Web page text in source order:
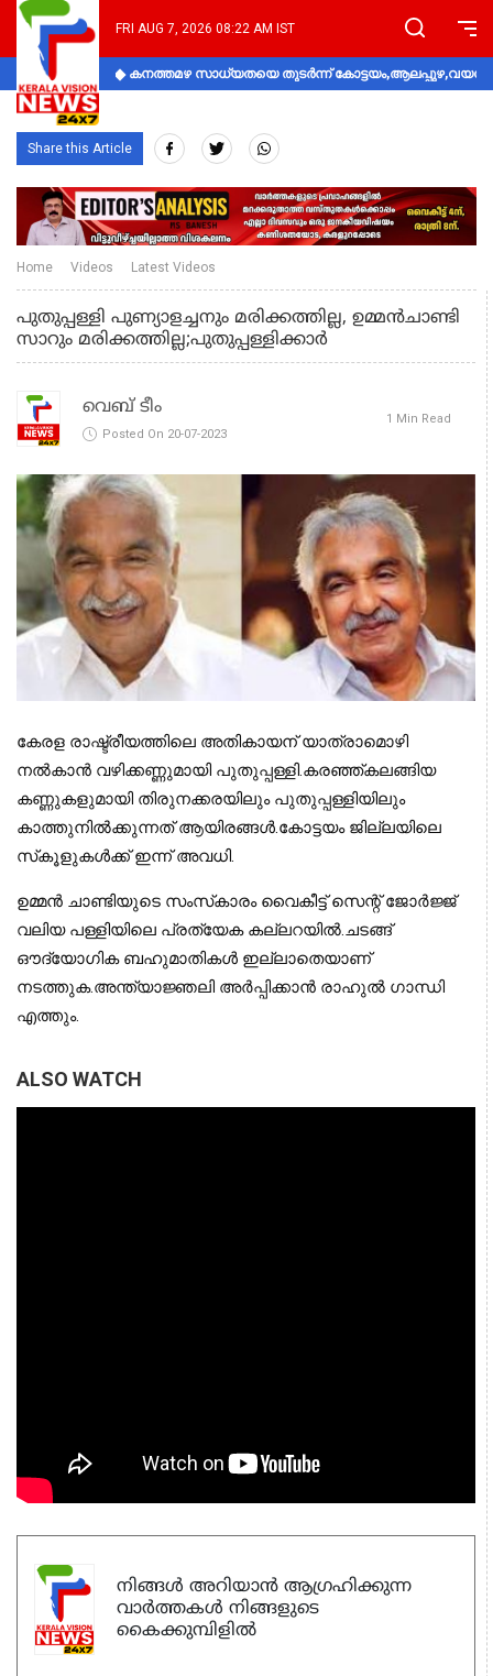
FRI AUG 7, 2026 08:22 AM IST
കനത്തമഴ സാധ്യതയെ തുടർന്ന്
Share this Article
Home Videos Latest Videos
പുതുപ്പള്ളി പുണ്യാളച്ചനും മരിക്കത്തില്ല, ഉമ്മന്‍ചാണ്ടി
സാറും മരിക്കത്തില്ല;പുതുപ്പള്ളിക്കാര്‍
വെബ് ടീം
Posted On 20-07-2023
1 Min Read
കേരള രാഷ്ട്രീയത്തിലെ അതികായന് യാത്രാമൊഴി
നല്‍കാന്‍ വഴിക്കണ്ണുമായി പുതുപ്പള്ളി.കരഞ്ഞ്കലങ്ങിയ
കണ്ണുകളുമായി തിരുനക്കരയിലും പുതുപ്പള്ളിയിലും
കാത്തുനില്‍ക്കുന്നത് ആയിരങ്ങള്‍.കോട്ടയം ജില്ലയിലെ
സ്‌കൂളുകള്‍ക്ക് ഇന്ന് അവധി.
ഉമ്മന്‍ ചാണ്ടിയുടെ സംസ്‌കാരം വൈകീട്ട് സെന്റ് ജോര്‍ജ്ജ്
വലിയ പള്ളിയിലെ പ്രത്യേക കല്ലറയില്‍.ചടങ്ങ്
ഔദ്യോഗിക ബഹുമാതികള്‍ ഇല്ലാതെയാണ്
നടത്തുക.അന്ത്യാജ്ഞലി അര്‍പ്പിക്കാന്‍ രാഹുല്‍ ഗാന്ധി
എത്തും.
ALSO WATCH
നിങ്ങൾ അറിയാൻ ആഗ്രഹിക്കുന്ന
വാർത്തകൾ നിങ്ങളുടെ
കൈക്കുമ്പിളിൽ